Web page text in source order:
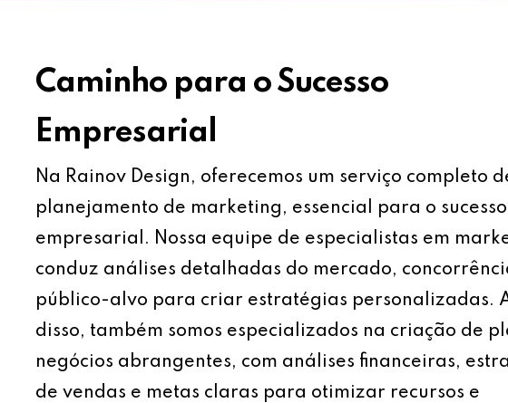
Caminho para o Sucesso
Empresarial
Na Rainov Design, oferecemos um serviço completo
planejamento de marketing, essencial para o sucesso
empresarial. Nossa equipe de especialistas em
conduz análises detalhadas do mercado,
público-alvo para criar estratégias personalizadas.
disso, também somos especializados na criação de
negócios abrangentes, com análises financeiras,
de vendas e metas claras para otimizar recursos e